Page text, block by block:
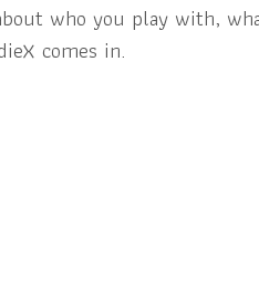
who you play with,
comes in.